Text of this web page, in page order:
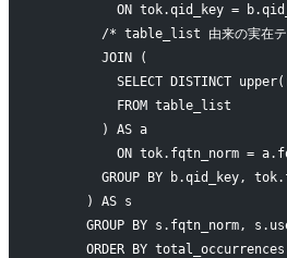
ON tok.qid_key =
/* table_list 由来の実在
        JOIN (
SELECT DISTINCT
          FROM table_list
        ) AS a
ON tok.fqtn_norm =
GROUP BY b.qid_key,
      ) AS s
GROUP BY s.fqtn_norm,
ORDER BY